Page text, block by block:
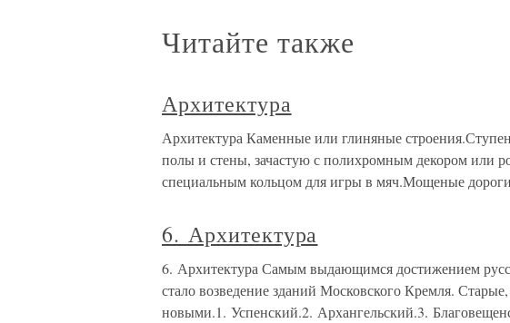
Читайте также
Архитектура
Архитектура Каменные или глиняные
полы и стены, зачастую с полихромным декором или
специальным кольцом для игры в мяч.Мощеные
6. Архитектура
6. Архитектура Самым выдающимся достижением
стало возведение зданий Московского Кремля.
новыми.1. Успенский.2. Архангельский.3.